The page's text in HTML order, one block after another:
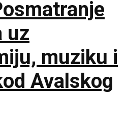
uz
muziku i
Avalskog